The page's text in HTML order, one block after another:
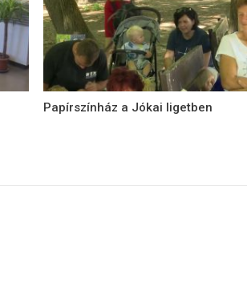
Papírszínház a Jókai ligetben